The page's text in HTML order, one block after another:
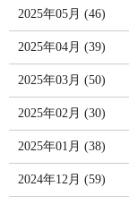
2025年05月 (46)
2025年04月 (39)
2025年03月 (50)
2025年02月 (30)
2025年01月 (38)
2024年12月 (59)